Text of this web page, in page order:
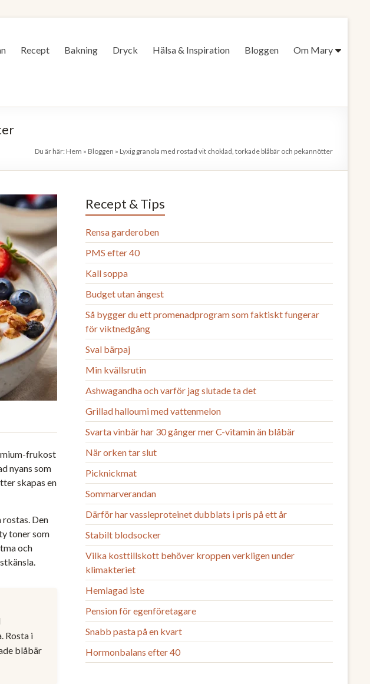
Recept Bakning Dryck Hälsa & Inspiration Bloggen Om Mary
Du är här: Hem » Bloggen » Lyxig granola med rostad vit choklad, torkade blåbär och pekannötter
frukost
nyans som
skapas en
Den
toner som
och
Rosta i
blåbär
Recept & Tips
Rensa garderoben
PMS efter 40
Kall soppa
Budget utan ångest
Så bygger du ett promenadprogram som faktiskt fungerar
för viktnedgång
Sval bärpaj
Min kvällsrutin
Ashwagandha och varför jag slutade ta det
Grillad halloumi med vattenmelon
Svarta vinbär har 30 gånger mer C-vitamin än blåbär
När orken tar slut
Picknickmat
Sommarverandan
Därför har vassleproteinet dubblats i pris på ett år
Stabilt blodsocker
Vilka kosttillskott behöver kroppen verkligen under
klimakteriet
Hemlagad iste
Pension för egenföretagare
Snabb pasta på en kvart
Hormonbalans efter 40